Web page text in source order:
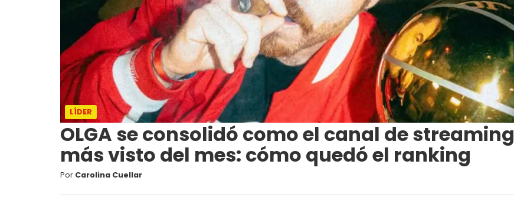
LÍDER
OLGA se consolidó como el canal de streaming
más visto del mes: cómo quedó el ranking
Por Carolina Cuellar